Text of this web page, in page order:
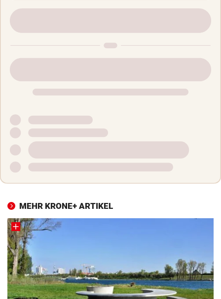
MEHR KRONE+ ARTIKEL